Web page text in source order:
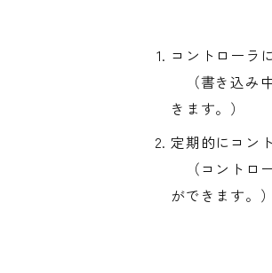
コントローラ
（書き込み
きます。）
定期的にコン
（コントロ
ができます。）